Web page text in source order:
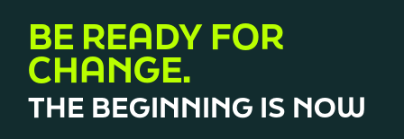
BE READY FOR
CHANGE.
THE BEGINNING IS NOW